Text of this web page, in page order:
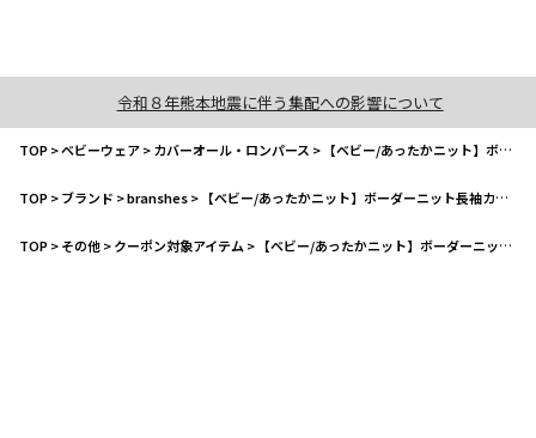
令和８年熊本地震に伴う集配への影響について
TOP>ベビーウェア>カバーオール・ロンパース > 【ベビー/あったかニット】ボーダーニット長袖カバーオール
TOP>ブランド >branshes> 【ベビー/あったかニット】ボーダーニット長袖カバーオール
TOP>その他>クーポン対象アイテム > 【ベビー/あったかニット】ボーダーニット長袖カバーオール